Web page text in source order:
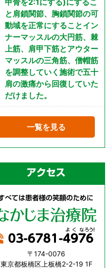
甲骨を2:1にする)にするこ
と肩鎖関節、胸鎖関節の可
動域を正常にすることイン
ナーマッスルの大円筋、棘
上筋、肩甲下筋とアウター
マッスルの三角筋、僧帽筋
を調整していく施術で五十
肩の激痛から回復していた
だけました。
一覧を見る
〒174-0076
東京都板橋区上板橋2-2-19 1F